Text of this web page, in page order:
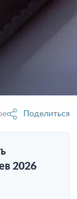
Поделиться
2026